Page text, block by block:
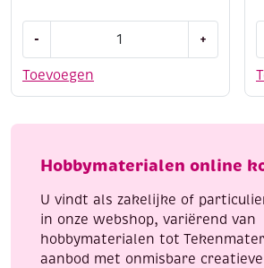
Toevoegen
-
gemengd
12
+
/
Hobbymaterialen online
U vindt als zakelijke of
in onze webshop, variërend van
hobbymaterialen tot
aanbod met onmisbare